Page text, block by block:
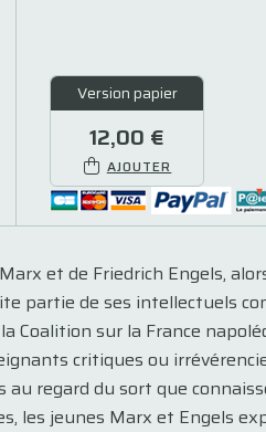
Version papier
12,00 €
AJOUTER
et de Friedrich Engels,
partie de ses intellectuels
Coalition sur la France
critiques ou
regard du sort que
les jeunes Marx et Engels